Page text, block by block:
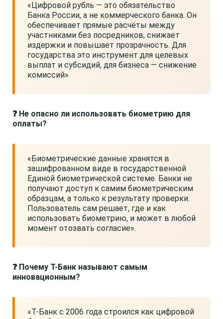
«Цифровой рубль — это обязательство
Банка России, а не коммерческого банка. Он
обеспечивает прямые расчёты между
участниками без посредников, снижает
издержки и повышает прозрачность. Для
государства это инструмент для целевых
выплат и субсидий, для бизнеса — снижение
комиссий».
❓ Не опасно ли использовать биометрию для
оплаты?
«Биометрические данные хранятся в
зашифрованном виде в государственной
Единой биометрической системе. Банки не
получают доступ к самим биометрическим
образцам, а только к результату проверки.
Пользователь сам решает, где и как
использовать биометрию, и может в любой
момент отозвать согласие».
❓ Почему Т-Банк называют самым
инновационным?
«Т-Банк с 2006 года строился как цифровой